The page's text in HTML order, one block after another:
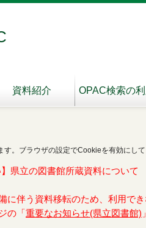
資料紹介 OPAC検索の
。ブラウザの設定でCookieを有効にして
】県立の図書館所蔵資料について
に伴う資料移転のため、利用でき
の「 重要なお知らせ(県立図書館)